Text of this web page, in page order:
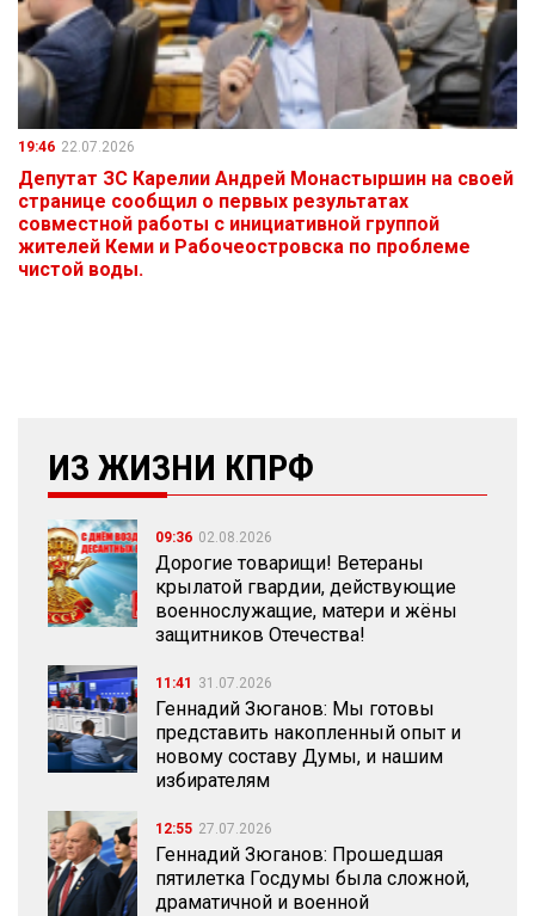
ИЗ ЖИЗНИ КПРФ
09:36 02.08.2026
Дорогие товарищи! Ветераны
крылатой гвардии, действующие
военнослужащие, матери и жёны
защитников Отечества!
11:41 31.07.2026
Геннадий Зюганов: Мы готовы
представить накопленный опыт и
новому составу Думы, и нашим
избирателям
12:55 27.07.2026
Геннадий Зюганов: Прошедшая
пятилетка Госдумы была сложной,
драматичной и военной
19:46 22.07.2026
Депутат ЗС Карелии Андрей Монастыршин на своей
странице сообщил о первых результатах
совместной работы с инициативной группой
жителей Кеми и Рабочеостровска по проблеме
чистой воды.